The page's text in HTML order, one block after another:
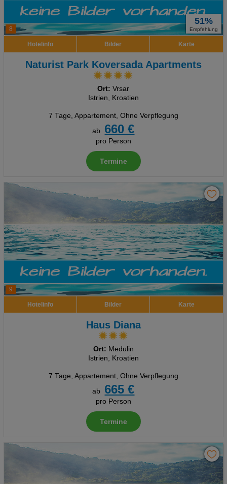
8
51%
Empfehlung
Hotelinfo Bilder Karte
Naturist Park Koversada Apartments
Ort: Vrsar
Istrien, Kroatien
7 Tage, Appartement, Ohne Verpflegung
ab
660 €
pro Person
Termine
9
Hotelinfo Bilder Karte
Haus Diana
Ort: Medulin
Istrien, Kroatien
7 Tage, Appartement, Ohne Verpflegung
ab
665 €
pro Person
Termine